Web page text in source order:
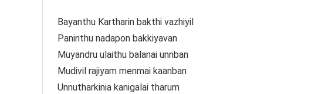
Bayanthu Kartharin bakthi vazhiyil
Paninthu nadapon bakkiyavan
Muyandru ulaithu balanai unnban
Mudivil rajiyam menmai kaanban
Unnutharkinia kanigalai tharum